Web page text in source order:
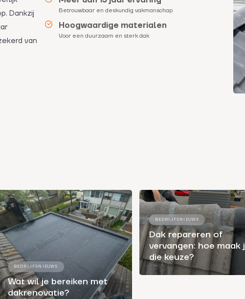
Dankzij
van
Betrouwbaar en deskundig vakmanschap
Hoogwaardige materialen
Voor een duurzaam en sterk dak
BEDRIJFSNIEUWS
Wat wil je bereiken met
dakrenovatie?
BEDRIJFSNIEUWS
Dak repareren of
vervangen: hoe maak
die keuze?